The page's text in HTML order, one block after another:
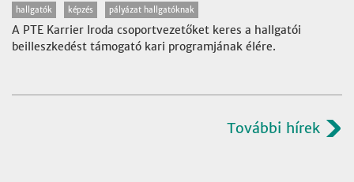
hallgatók képzés pályázat hallgatóknak
A PTE Karrier Iroda csoportvezetőket keres a hallgatói
beilleszkedést támogató kari programjának élére.
További hírek